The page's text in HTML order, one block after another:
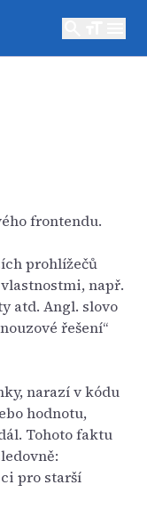
frontendu.
prohlížečů
např.
atd. Angl. slovo
řešení“
narazí v kódu
hodnotu,
Tohoto faktu
pro starší